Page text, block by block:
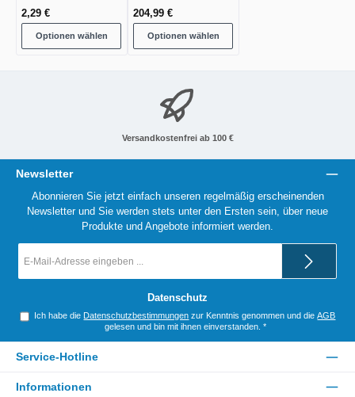
2,29 €
Optionen wählen
204,99 €
Optionen wählen
Versandkostenfrei ab 100 €
Newsletter
Abonnieren Sie jetzt einfach unseren regelmäßig erscheinenden
Newsletter und Sie werden stets unter den Ersten sein, über neue
Produkte und Angebote informiert werden.
Mail-
Datenschutz
Ich habe die Datenschutzbestimmungen zur Kenntnis genommen und dieAGB
gelesen und bin mit ihnen einverstanden. *
Service-Hotline
Informationen